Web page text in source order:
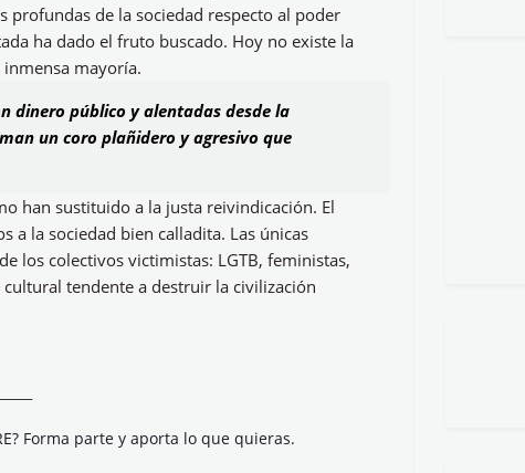
profundas de la sociedad respecto al poder
ha dado el fruto buscado. Hoy no existe la
mayoría.
dinero público y alentadas desde la
un coro plañidero y agresivo que
han sustituido a la justa reivindicación. El
a la sociedad bien calladita. Las únicas
los colectivos victimistas: LGTB, feministas,
tendente a destruir la civilización
Forma parte y aporta lo que quieras.